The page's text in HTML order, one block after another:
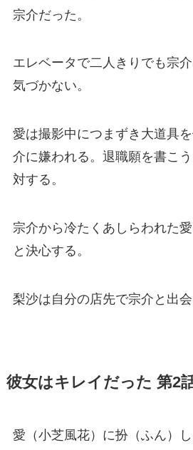
宗介だった。
エレベータで二人きりでも宗
気づかない。
愛は撮影中につまずき大道具
介に嫌われる。退職願を書こ
対する。
宗介から冷たくあしらわれた
と決心する。
梨沙は自分の店先で宗介と出会
彼女はキレイだった 第2
愛（小芝風花）に扮（ふん）